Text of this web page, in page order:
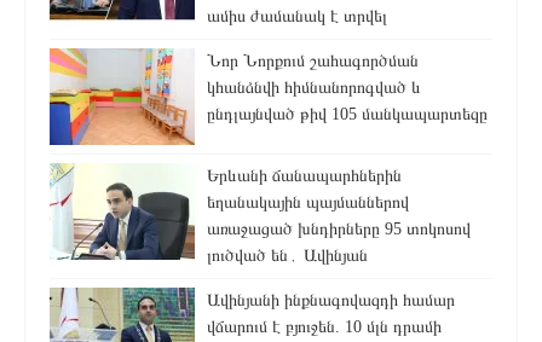
ամիս ժամանակ է տրվել
Նոր Նորքում շահագործման
կհանձնվի հիմնանորոգված և
ընդլայնված թիվ 105 մանկապարտեզը
Երևանի ճանապարհներին
եղանակային պայմաններով
առաջացած խնդիրները 95 տոկոսով
լուծված են․ Ավինյան
Ավինյանի ինքնագովազդի համար
վճարում է բյուջեն. 10 մլն դրամի